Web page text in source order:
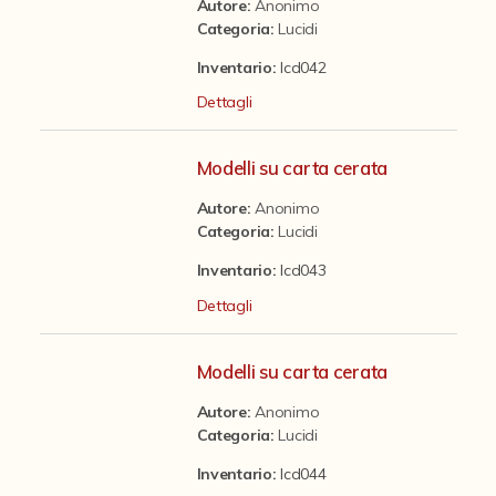
Fondi archivistici e raccolte documentarie
Biancheria d'arredo
Documenti Aemilia Ars
Fotografie Aemilia Ars d'epoca
Autore: Anonimo
Categoria:Lucidi
Inventario:lcd042
Dettagli
Modelli su carta cerata
Autore:Anonimo
Categoria:Lucidi
Inventario:lcd043
Dettagli
Modelli su carta cerata
Autore: Anonimo
Categoria:Lucidi
Inventario:lcd044